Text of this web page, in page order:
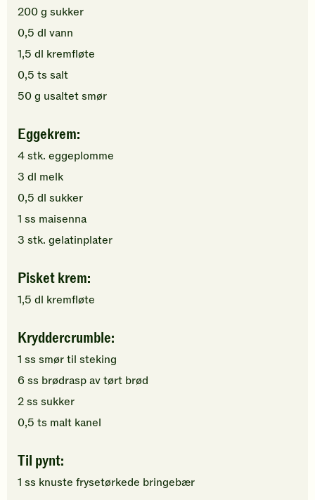
200g sukker
0,5 dl vann
1,5 dl kremfløte
0,5 ts salt
50g usaltet smør
Eggekrem:
4stk. eggeplomme
3 dl melk
0,5 dl sukker
1 ss maisenna
3 stk. gelatinplater
Pisket krem:
1,5 dl kremfløte
Kryddercrumble:
1 ss smørtil steking
6 ss brødraspav tørt brød
2ss sukker
0,5 ts malt kanel
Til pynt:
1 ss knuste frysetørkede bringebær